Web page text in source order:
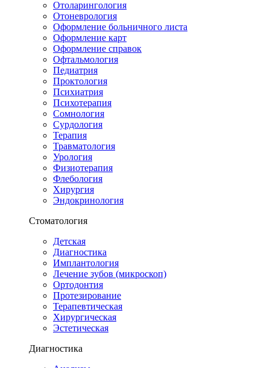
Отоларингология
Отоневрология
Оформление больничного листа
Оформление карт
Оформление справок
Офтальмология
Педиатрия
Проктология
Психиатрия
Психотерапия
Сомнология
Сурдология
Терапия
Травматология
Урология
Физиотерапия
Флебология
Хирургия
Эндокринология
Стоматология
Детская
Диагностика
Имплантология
Лечение зубов (микроскоп)
Ортодонтия
Протезирование
Терапевтическая
Хирургическая
Эстетическая
Диагностика